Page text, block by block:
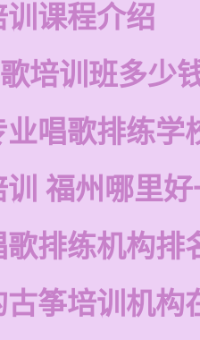
训课程介绍
培训班多少
业唱歌排练学
训 福州哪里
歌排练机构排
古筝培训机构